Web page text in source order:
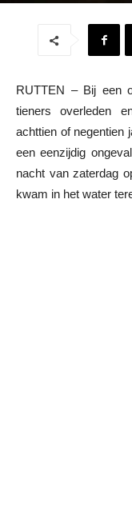
RUTTEN – Bij een
tieners overleden
achttien of negentien
een eenzijdig
nacht van zaterdag
kwam in het water